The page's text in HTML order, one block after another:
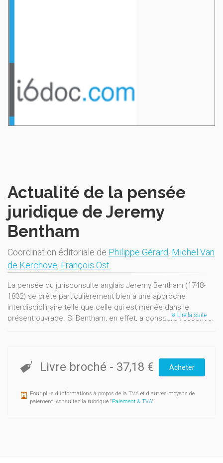
Actualité de la pensée
juridique de Jeremy
Bentham
Coordination éditoriale de Philippe Gérard, Michel Van
de Kerchove, François Ost
La pensée du jurisconsulte anglais Jeremy Bentham (1748-
1832) se prête particulièrement bien à une approche
interdisciplinaire telle que celle qui est menée dans le
présent ouvrage. Si Bentham, en effet, a consacré l'essentiel
d'autres disciplines, dans lesquelles il était également passé
maître, telles la morale, la psychologie, la logique, la théorie
Cette pensée, à la fois plurielle et ambiguë (est-elle
conservatrice, réformiste, révolutionnaire ou utopique ? est-
Lire la suite
Livre broché - 37,18 € Acheter
Pour plus d'informations à propos de la TVA et d'autres moyens de
paiement, consultez la rubrique "Paiement & TVA".